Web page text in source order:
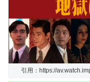
引用：https://